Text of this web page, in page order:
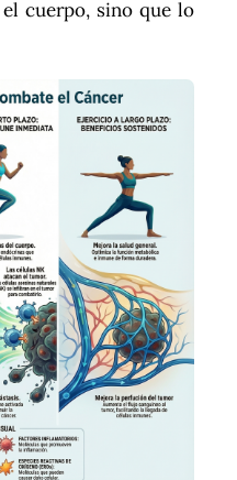
cuerpo, sino que lo